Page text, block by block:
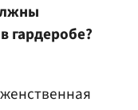
гардеробе?